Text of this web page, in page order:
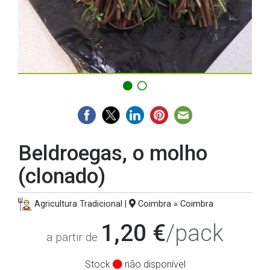
Beldroegas, o molho
(clonado)
Agricultura Tradicional | Coimbra » Coimbra
a partir de 1,20 €/pack
Stock não disponível